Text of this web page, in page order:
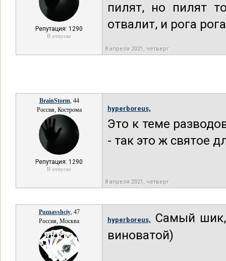
Репутация: 1290
В отпуске
пилят, но пилят
отвалит, и рога
8 апреля 2021, четверг
BrainStorm, 44
Россия, Кострома
Репутация: 1290
В отпуске
hyperboreus,
Это к теме
- так это ж святое
8 апреля 2021, четверг
Poznavshciy, 47
Россия, Москва
hyperboreus,
Самый шик,
виноватой)